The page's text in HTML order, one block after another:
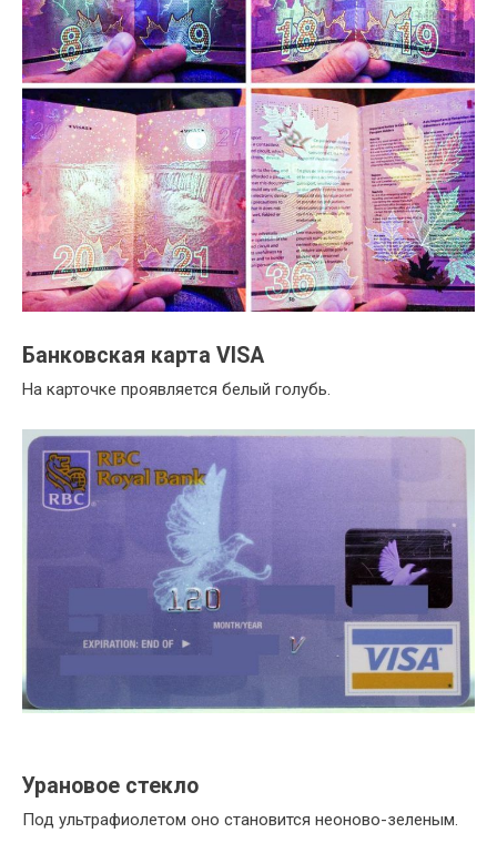
Банковская карта VISA
На карточке проявляется белый голубь.
Урановое стекло
Под ультрафиолетом оно становится неоново-зеленым.